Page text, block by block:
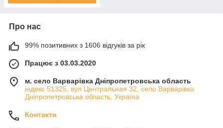
Про нас
99% позитивних з 1606 відгуків за рік
Працює з 03.03.2020
м. село Варварівка Дніпропетровська область
індекс 51325, вул Центральная 32, село Варварівка
Дніпропетровська область, Україна
Контакти